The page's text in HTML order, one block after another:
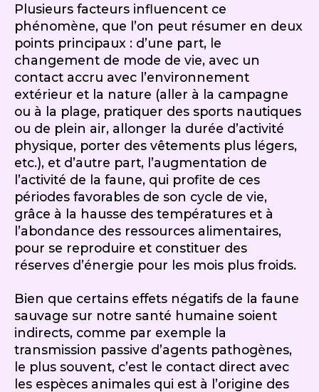
Plusieurs facteurs influencent ce
phénomène, que l’on peut résumer en deux
points principaux : d’une part, le
changement de mode de vie, avec un
contact accru avec l’environnement
extérieur et la nature (aller à la campagne
ou à la plage, pratiquer des sports nautiques
ou de plein air, allonger la durée d’activité
physique, porter des vêtements plus légers,
etc.), et d’autre part, l’augmentation de
l’activité de la faune, qui profite de ces
périodes favorables de son cycle de vie,
grâce à la hausse des températures et à
l’abondance des ressources alimentaires,
pour se reproduire et constituer des
réserves d’énergie pour les mois plus froids.
Bien que certains effets négatifs de la faune
sauvage sur notre santé humaine soient
indirects, comme par exemple la
transmission passive d’agents pathogènes,
le plus souvent, c’est le contact direct avec
les espèces animales qui est à l’origine des